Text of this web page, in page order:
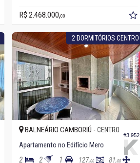
R$ 2.468.000,00
2 DORMITÓRIOS CENTRO
#3.952
BALNEÁRIO CAMBORIÚ - CENTRO
Apartamento no Edifício Mero
2 2 1 127,00 81,00